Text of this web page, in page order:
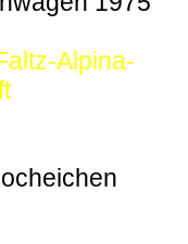
Alpina-